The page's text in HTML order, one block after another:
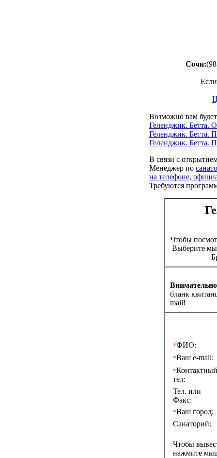
Сочи:
Возможно вам
Геленджик. Бетта.
Геленджик.
Геленджик. Бетта.
В связи с
Менеджер по
на телефоне,
Требуются
Чтобы
Выберите
бланк
mail!
*ФИО:
*Ваш e-mail:
*Контактный
тел:
Тел. или
Факс:
*Ваш город:
Санаторий:
Чтобы
нажмите